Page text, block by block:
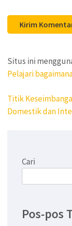
Situs ini
Pelajari
Navigasi
pos
Titik
Domestik dan
Cari
Pos-pos